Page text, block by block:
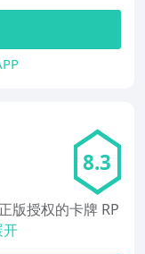
8.3
版授权的卡牌 RP
开